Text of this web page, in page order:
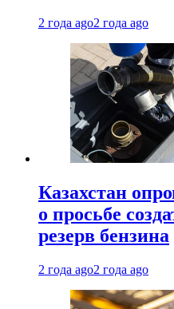
2 года ago2 года ago
Казахстан
о просьбе
резерв бензина
2 года ago2 года ago